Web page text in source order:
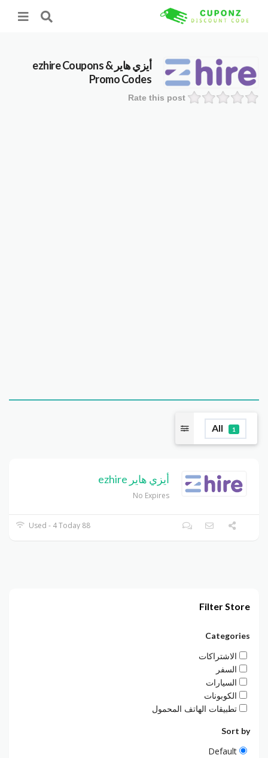
أيزي هاير ezhireCoupons &
Promo Codes
Rate this post
All 1
أيزي هاير ezhire
No Expires
88 Used - 4 Today
Filter Store
Categories
الاشتراكات
السفر
السيارات
الكوبونات
تطبيقات الهاتف المحمول
Sort by
Default